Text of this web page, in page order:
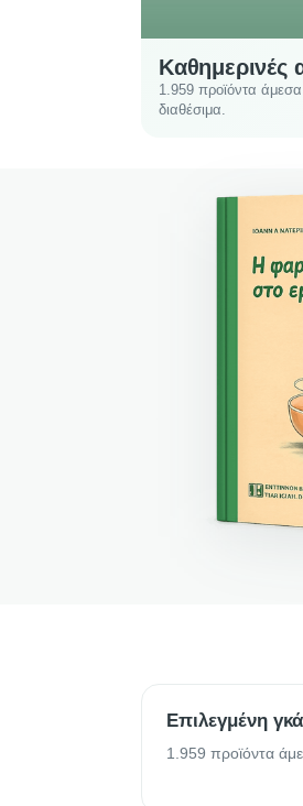
Καθημερινές
1.959 προϊόντα άμεσα
διαθέσιμα.
Επιλεγμένη
1.959 προϊόντα